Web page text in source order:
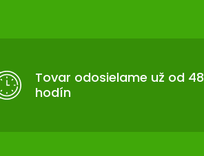
Tovar odosielame už od 48
hodín